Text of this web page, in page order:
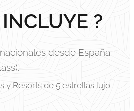
?
desde España
y Resorts de 5 estrellas lujo.